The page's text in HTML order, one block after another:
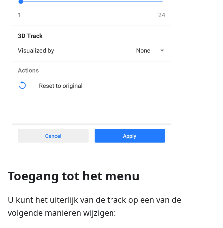
Toegang tot het menu
U kunt het uiterlijk van de track op een van de
volgende manieren wijzigen: